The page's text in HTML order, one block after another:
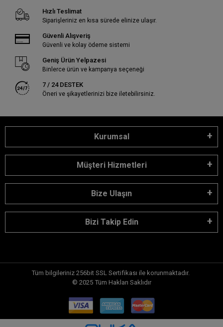
Hızlı Teslimat
Siparişleriniz en kısa sürede elinize ulaşır.
Güvenli Alışveriş
Güvenli ve kolay ödeme sistemi
Geniş Ürün Yelpazesi
Binlerce ürün ve kampanya seçeneği
7 / 24 DESTEK
Öneri ve şikayetlerinizi bize iletebilirsiniz.
Kurumsal
Müşteri Hizmetleri
Bize Ulaşın
Bizi Takip Edin
Tüm bilgileriniz 256bit SSL Sertifikası ile korunmaktadır.
© 2025 Tüm Hakları Saklıdır